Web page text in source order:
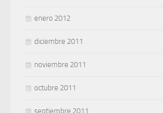
enero 2012
diciembre 2011
noviembre 2011
octubre 2011
septiembre 2011